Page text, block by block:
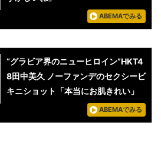
ABEMAでみる
“グラビア界のニューヒロイン”HKT4
8田中美久 ノーファンデのセクシービ
キニショット「本当にお肌きれい」
ABEMAでみる